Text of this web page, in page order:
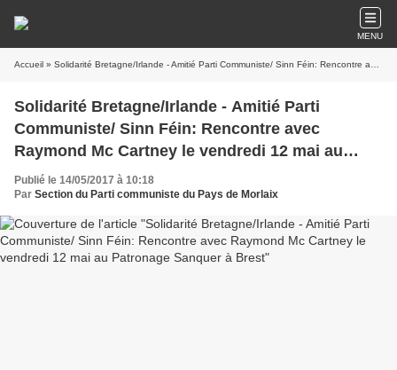
MENU
Accueil » Solidarité Bretagne/Irlande - Amitié Parti Communiste/ Sinn Féin: Rencontre avec Raymond Mc Cartney le vendredi 12 mai au Patronage Sanquer à Brest
Solidarité Bretagne/Irlande - Amitié Parti
Communiste/ Sinn Féin: Rencontre avec
Raymond Mc Cartney le vendredi 12 mai au
Patronage Sanquer à Brest
Publié le 14/05/2017 à 10:18
Par Section du Parti communiste du Pays de Morlaix